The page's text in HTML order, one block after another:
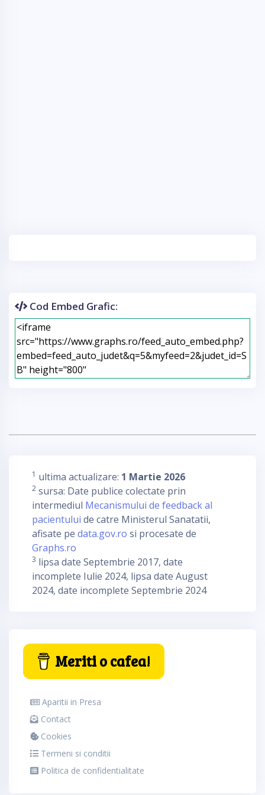
Cod Embed Grafic:
1 ultima actualizare: 1 Martie 2026
2 sursa: Date publice colectate prin
intermediul Mecanismului de feedback al
pacientului de catre Ministerul Sanatatii,
afisate pe data.gov.ro si procesate de
Graphs.ro
3 lipsa date Septembrie 2017, date
incomplete Iulie 2024, lipsa date August
2024, date incomplete Septembrie 2024
Meriti o cafea!
Aparitii in Presa
Contact
Cookies
Termeni si conditii
Politica de confidentialitate